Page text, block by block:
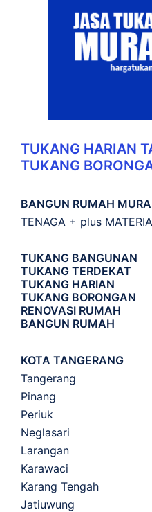
TUKANG HARIAN
TUKANG
BANGUN RUMAH
TENAGA + plus
TUKANG BANGUNAN
TUKANG TERDEKAT
TUKANG HARIAN
TUKANG BORONGAN
RENOVASI RUMAH
BANGUN RUMAH
KOTA TANGERANG
Tangerang
Pinang
Periuk
Neglasari
Larangan
Karawaci
Karang Tengah
Jatiuwung